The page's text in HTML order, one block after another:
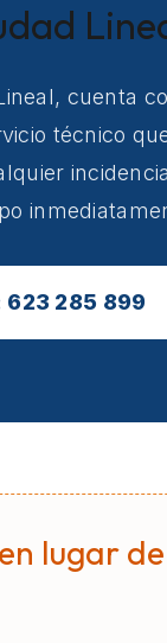
cuenta
técnico
623 285 899
lugar de